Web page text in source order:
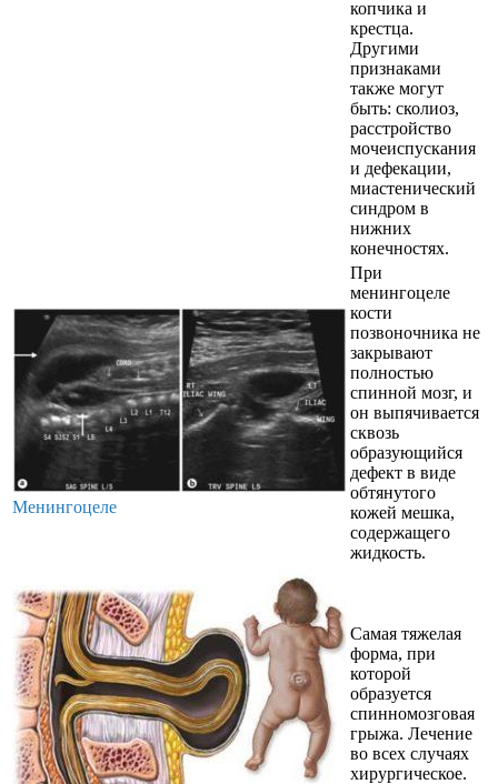
копчика и
крестца.
Другими
признаками
также могут
быть: сколиоз,
расстройство
мочеиспускания
и дефекации,
миастенический
синдром в
нижних
конечностях.
Менингоцеле
При
менингоцеле
кости
позвоночника не
закрывают
полностью
спинной мозг, и
он выпячивается
сквозь
образующийся
дефект в виде
обтянутого
кожей мешка,
содержащего
жидкость.
Самая тяжелая
форма, при
которой
образуется
спинномозговая
грыжа. Лечение
во всех случаях
хирургическое.